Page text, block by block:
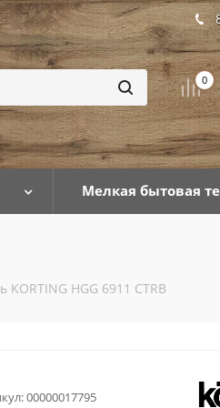
0
Мелкая бытовая
HGG 6911 CTRB
00000017795